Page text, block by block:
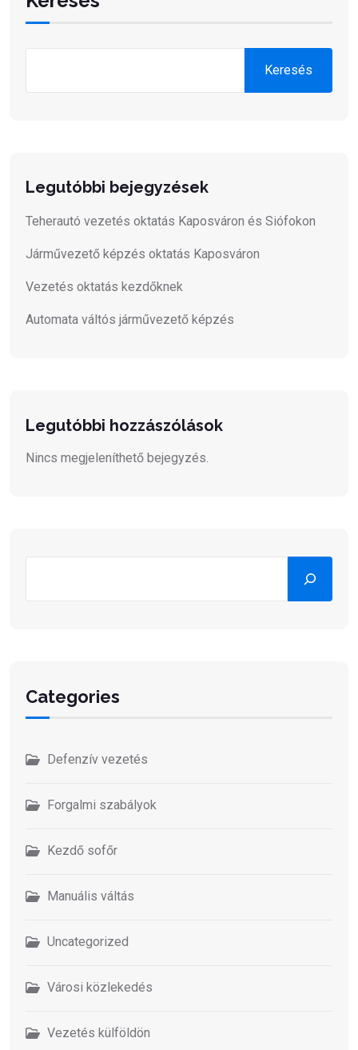
Keresés
Legutóbbi bejegyzések
Teherautó vezetés oktatás Kaposváron és Siófokon
Járművezető képzés oktatás Kaposváron
Vezetés oktatás kezdőknek
Automata váltós járművezető képzés
Legutóbbi hozzászólások
Nincs megjeleníthető bejegyzés.
Keresés
Categories
Defenzív vezetés
Forgalmi szabályok
Kezdő sofőr
Manuális váltás
Uncategorized
Városi közlekedés
Vezetés külföldön